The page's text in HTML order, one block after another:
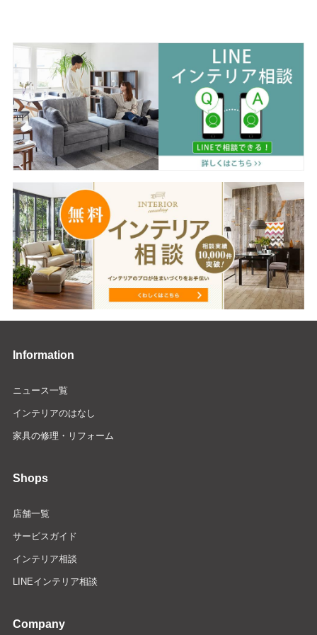
Information
ニュース一覧
インテリアのはなし
家具の修理・リフォーム
Shops
店舗一覧
サービスガイド
インテリア相談
LINEインテリア相談
Company